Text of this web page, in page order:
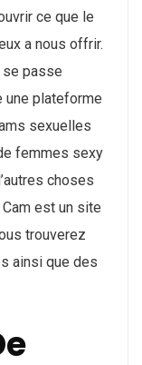
ce que le
a nous offrir.
passe
une plateforme
sexuelles
femmes sexy
choses
est un site
trouverez
ainsi que des